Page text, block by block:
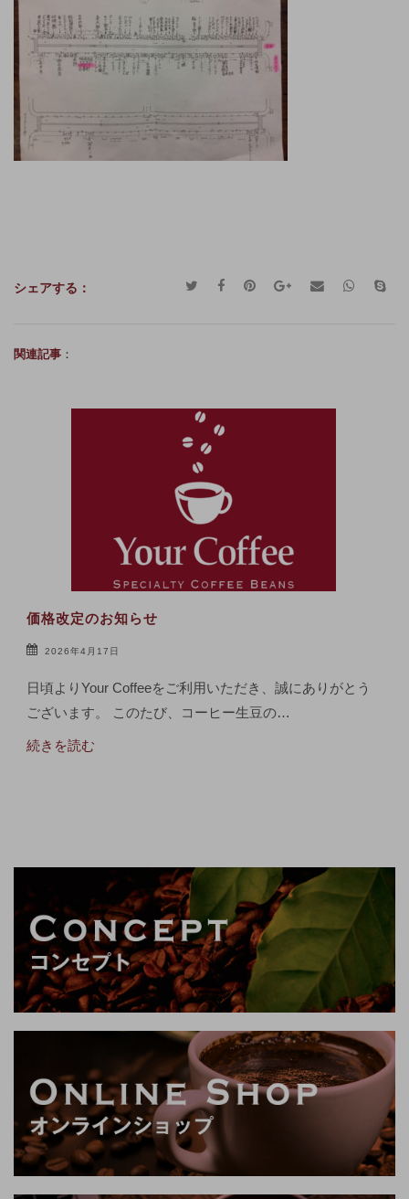
シェアする：
関連記事
価格改定のお知らせ
2026年4月17日
日頃よりYour Coffeeをご利用いただき、誠にありがとう
ございます。 このたび、コーヒー生豆の…
続きを読む